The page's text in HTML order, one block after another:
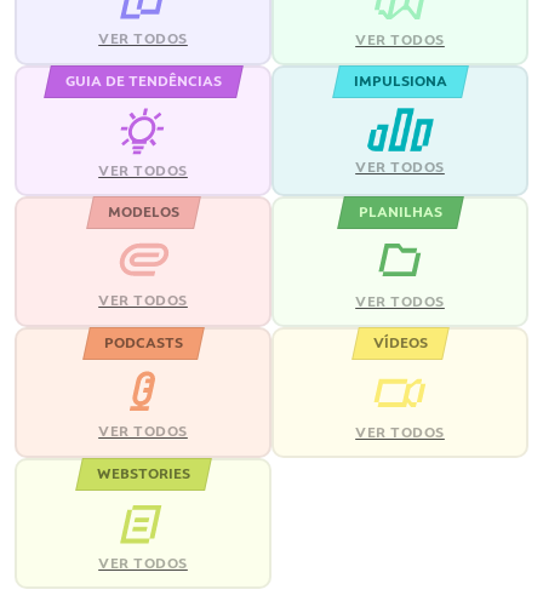
VER TODOS VER TODOS
GUIA DE TENDÊNCIAS
VER TODOS
IMPULSIONA
VER TODOS
MODELOS
VER TODOS
PLANILHAS
VER TODOS
PODCASTS
VER TODOS
VÍDEOS
VER TODOS
WEBSTORIES
VER TODOS